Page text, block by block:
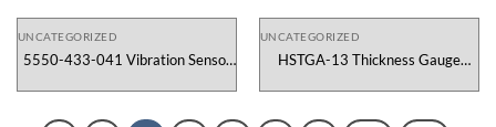
UNCATEGORIZED
5550-433-041 Vibration Sensor
UNCATEGORIZED
HSTGA-13 Thickness Gauge